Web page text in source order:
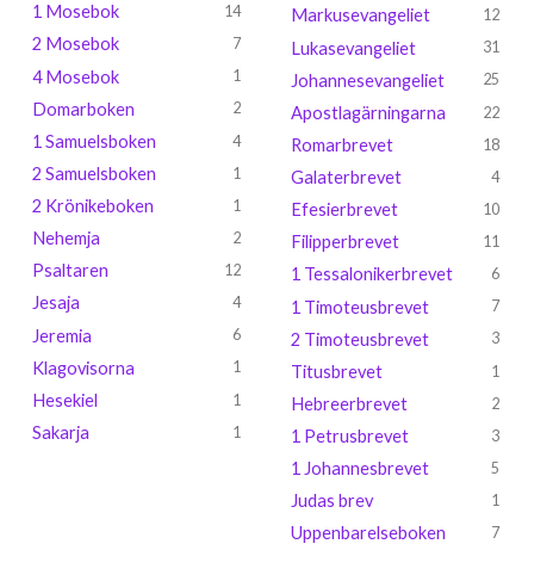
1 Mosebok 14
2 Mosebok 7
4 Mosebok 1
Domarboken 2
1 Samuelsboken 4
2 Samuelsboken 1
2 Krönikeboken 1
Nehemja 2
Psaltaren 12
Jesaja 4
Jeremia 6
Klagovisorna 1
Hesekiel 1
Sakarja 1
Markusevangeliet 12
Lukasevangeliet 31
Johannesevangeliet 25
Apostlagärningarna 22
Romarbrevet 18
Galaterbrevet 4
Efesierbrevet 10
Filipperbrevet 11
1 Tessalonikerbrevet 6
1 Timoteusbrevet 7
2 Timoteusbrevet 3
Titusbrevet 1
Hebreerbrevet 2
1 Petrusbrevet 3
1 Johannesbrevet 5
Judas brev 1
Uppenbarelseboken 7